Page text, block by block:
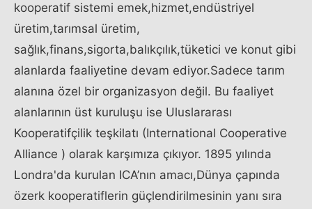
kooperatif sistemi emek,hizmet,endüstriyel
üretim,tarımsal üretim,
sağlık,finans,sigorta,balıkçılık,tüketici ve konut gibi
alanlarda faaliyetine devam ediyor.Sadece tarım
alanına özel bir organizasyon değil. Bu faaliyet
alanlarının üst kuruluşu ise Uluslararası
Kooperatifçilik teşkilatı (International Cooperative
Alliance ) olarak karşımıza çıkıyor. 1895 yılında
Londra'da kurulan ICA’nın amacı,Dünya çapında
özerk kooperatiflerin güçlendirilmesinin yanı sıra